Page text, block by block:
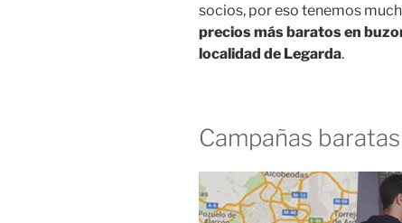
socios, por eso tenemos
precios más baratos en
localidad de Legarda.
Campañas